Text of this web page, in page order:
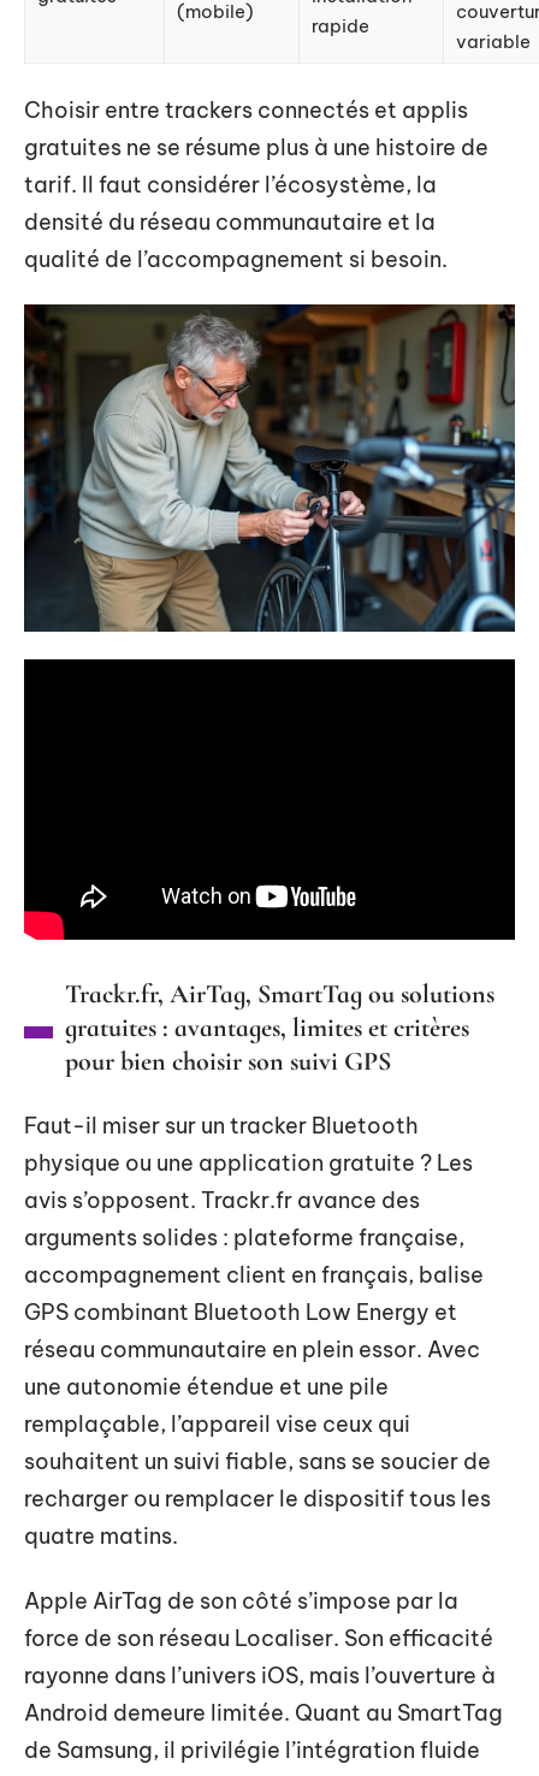
(mobile)
rapide
variable
Choisir entre trackers connectés et applis
gratuites ne se résume plus à une histoire de
tarif. Il faut considérer l’écosystème, la
densité du réseau communautaire et la
qualité de l’accompagnement si besoin.
Trackr.fr, AirTag, SmartTag ou solutions
gratuites : avantages, limites et critères
pour bien choisir son suivi GPS
Faut-il miser sur un tracker Bluetooth
physique ou une application gratuite ? Les
avis s’opposent. Trackr.fr avance des
arguments solides : plateforme française,
accompagnement client en français, balise
GPS combinant Bluetooth Low Energy et
réseau communautaire en plein essor. Avec
une autonomie étendue et une pile
remplaçable, l’appareil vise ceux qui
souhaitent un suivi fiable, sans se soucier de
recharger ou remplacer le dispositif tous les
quatre matins.
Apple AirTag de son côté s’impose par la
force de son réseau Localiser. Son efficacité
rayonne dans l’univers iOS, mais l’ouverture à
Android demeure limitée. Quant au SmartTag
de Samsung, il privilégie l’intégration fluide